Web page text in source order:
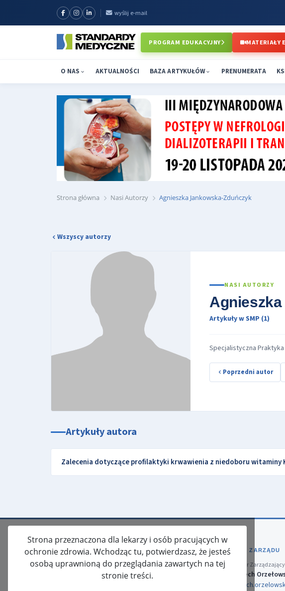
wyślij e-mail
PROGRAM EDUKACYJNY MATERIAŁY
O NAS AKTUALNOŚCI BAZA ARTYKUŁÓW PRENUMERATA
Strona główna Nasi Autorzy Agnieszka Jankowska-Zduńczyk
Wszyscy autorzy
NASI AUTORZY
Artykuły w SMP (1)
Specjalistyczna
Poprzedni autor
Artykuły autora
Zalecenia dotyczące profilaktyki krwawienia z niedoboru witaminy
Strona przeznaczona dla lekarzy i osób pracujących w
ochronie zdrowia. Wchodząc tu, potwierdzasz, że jesteś
osobą uprawnioną do przeglądania zawartych na tej
stronie treści.
ISSN: 2080-5438
BIURO ZARZĄDU
Dyrektor Zarządzający
Wojciech